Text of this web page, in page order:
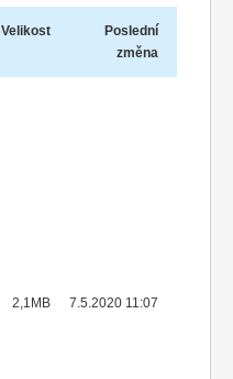
Velikost
Poslední
změna
2,1MB 7.5.2020 11:07